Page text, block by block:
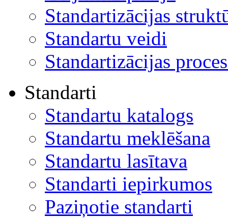
Standartizācijas
Standartu veidi
Standartizācijas
Standarti
Standartu katalogs
Standartu meklēšana
Standartu lasītava
Standarti iepirkumos
Paziņotie standarti